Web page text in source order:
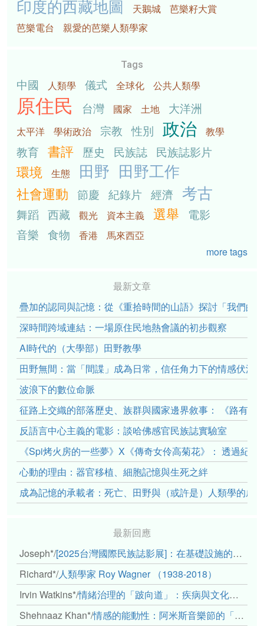
印度的西藏地圖 天鵝城
芭樂籽大賞
芭樂電台
親愛的芭樂人類學家
Tags
中國 人類學 儀式 全球化 公共人類學
原住民 台灣 國家 土地 大洋洲
太平洋 學術政治 宗教 性別 政治 教學
教育 書評 歷史 民族誌 民族誌影片
環境 生態 田野 田野工作
社會運動 節慶 紀錄片 經濟 考古
舞蹈 西藏 觀光 資本主義 選舉
電影
音樂 食物 香港
馬來西亞
more tags
最新文章
疊加的認同與記憶：從《重拾時間的山語》探討「我們的
深時間跨域連結：一場原住民地熱會議的初步觀察
AI時代的（大學部）田野教學
田野無間：當「間諜」成為日常，信任角力下的情感伏流
波浪下的數位命脈
征路上交織的部落歷史、族群與國家邊界敘事： 《路有
反語言中心主義的電影：談哈佛感官民族誌實驗室
《Spi烤火房的一些夢》X《傳奇女伶高菊花》： 透過紀
心動的理由：器官移植、細胞記憶與生死之絆
成為記憶的承載者：死亡、田野與（或許是）人類學的成
最新回應
Joseph*/[2025台灣國際民族誌影展]：在基礎設施的邊緣，聆聽人的呼吸
Richard*/人類學家 Roy Wagner （1938-2018）
Irvin Watkins*/情緒治理的「跛向道」：疾病與文化象徵的轉變舉例
Shehnaaz Khan*/情感的能動性：阿米斯音樂節的「對話觀察」